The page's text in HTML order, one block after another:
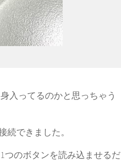
入ってるのかと思っちゃう
続できました。
つのボタンを読み込ませるだ